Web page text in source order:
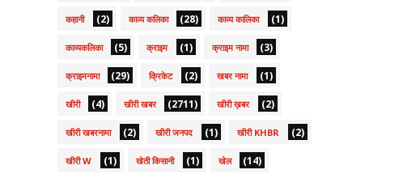
कहानी (2) काव्य कलिका (28) काव्य कालिका (1)
काव्यकलिका (5) क्राइम (1) क्राइम नामा (3)
क्राइमनामा (29) क्रिकेट (2) खबर नामा (1)
खीरी (4) खीरी खबर (2711) खीरी ख़बर (2)
खीरी खबरनामा (2) खीरी जनपद (1) खीरी KHBR (2)
खीरी W (1) खेती किसानी (1) खेल (14)